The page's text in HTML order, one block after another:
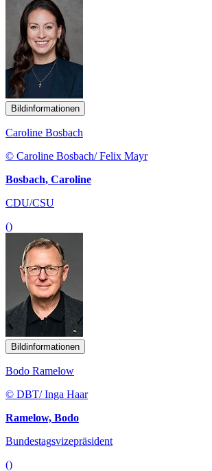
Bildinformationen
Caroline Bosbach
© Caroline Bosbach/ Felix Mayr
Bosbach, Caroline
CDU/CSU
()
Bildinformationen
Bodo Ramelow
© DBT/ Inga Haar
Ramelow, Bodo
Bundestagsvizepräsident
()